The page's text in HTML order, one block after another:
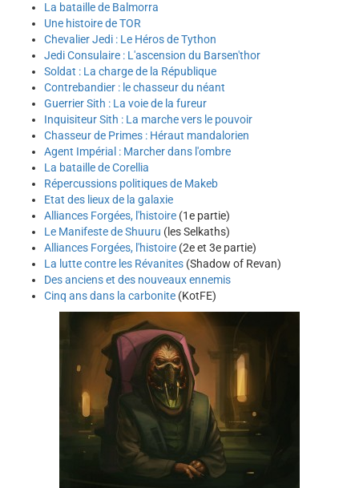
La bataille de Balmorra
Une histoire de TOR
Chevalier Jedi : Le Héros de Tython
Jedi Consulaire : L'ascension du Barsen'thor
Soldat : La charge de la République
Contrebandier : le chasseur du néant
Guerrier Sith : La voie de la fureur
Inquisiteur Sith : La marche vers le pouvoir
Chasseur de Primes : Héraut mandalorien
Agent Impérial : Marcher dans l'ombre
La bataille de Corellia
Répercussions politiques de Makeb
Etat des lieux de la galaxie
Alliances Forgées, l'histoire (1e partie)
Le Manifeste de Shuuru (les Selkaths)
Alliances Forgées, l'histoire (2e et 3e partie)
La lutte contre les Révanites (Shadow of Revan)
Des anciens et des nouveaux ennemis
Cinq ans dans la carbonite (KotFE)